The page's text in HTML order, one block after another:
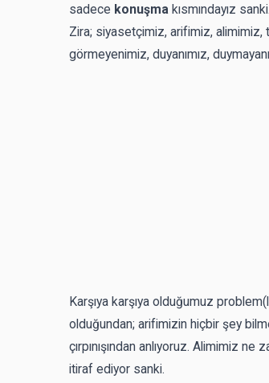
sadece konuşma kısmındayız sanki.
Zira; siyasetçimiz, arifimiz, alimimiz,
görmeyenimiz, duyanımız,
Karşıya karşıya olduğumuz
olduğundan; arifimizin hiçbir şey
çırpınışından anlıyoruz. Alimimiz ne
itiraf ediyor sanki.